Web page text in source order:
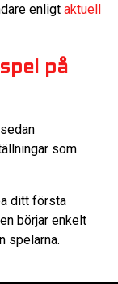
enligt aktuell
på
som
ditt första
börjar enkelt
spelarna.